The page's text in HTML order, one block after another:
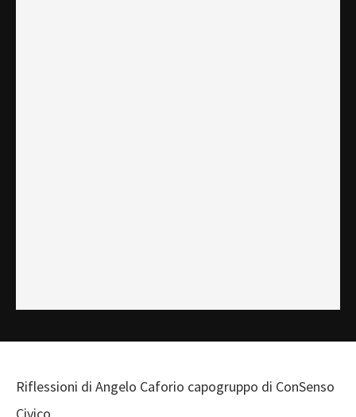
Riflessioni di Angelo Caforio capogruppo di ConSenso